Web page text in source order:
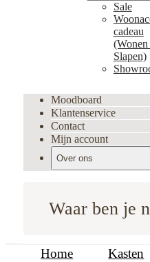
Waar ben je
Sale
cadeau
Slapen)
Moodboard
Klantenservice
Contact
Mijn account
Over ons
Home Kasten